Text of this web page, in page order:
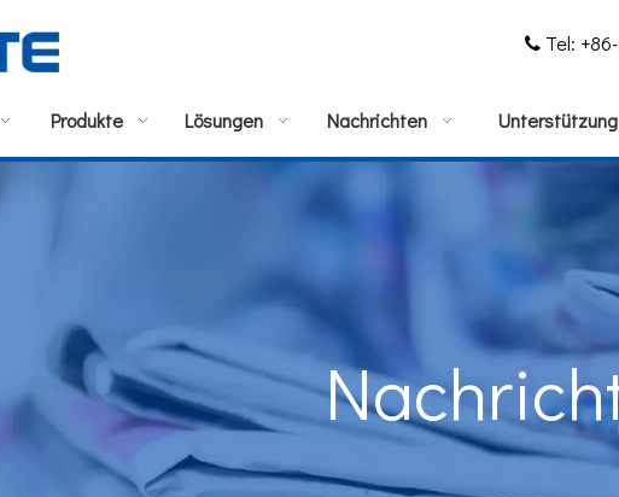
 Tel:
Produkte Lösungen Nachrichten Unterstützung